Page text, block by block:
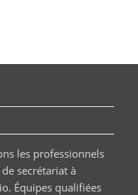
les professionnels
secrétariat à
Équipes qualifiées